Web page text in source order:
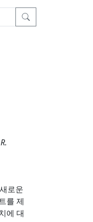
로운
를 제
에 대